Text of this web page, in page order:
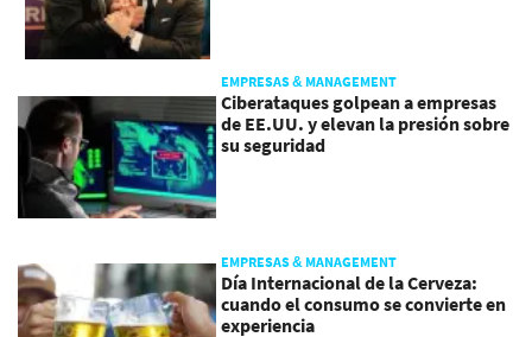
EMPRESAS & MANAGEMENT
Ciberataques golpean a empresas
de EE.UU. y elevan la presión sobre
su seguridad
EMPRESAS & MANAGEMENT
Día Internacional de la Cerveza:
cuando el consumo se convierte en
experiencia